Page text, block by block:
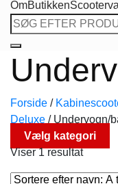
OmButikken
Søg
efter:
Forside /
Deluxe /Undervogn/
Vælg kategori
Viser 1 resultat